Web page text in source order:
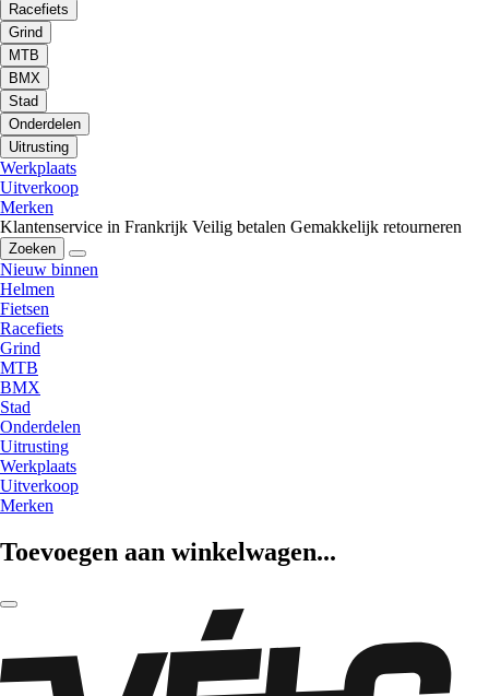
Racefiets
Grind
MTB
BMX
Stad
Onderdelen
Uitrusting
Werkplaats
Uitverkoop
Merken
Klantenservice in Frankrijk Veilig betalen Gemakkelijk retourneren
Zoeken
Nieuw binnen
Helmen
Fietsen
Racefiets
Grind
MTB
BMX
Stad
Onderdelen
Uitrusting
Werkplaats
Uitverkoop
Merken
Toevoegen aan winkelwagen...